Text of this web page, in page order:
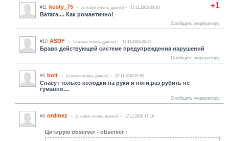
+1
#11 kosty_75 (c нами очень давно) 17.11.2015 23:18
Ватага.... Как романтично!
Сообщить модератору
#10 ASDF (c нами очень давно) 17.11.2015 22:47
Браво действующей системе предупреждения нарушений
Сообщить модератору
#9 bolt (c нами очень давно) 17.11.2015 21:50
Спасут только колодки на руки и ноги,раз рубить не
гуманно....
Сообщить модератору
#8 ordinez (c нами очень давно) 17.11.2015 17:16
Цитирую observer - observer :